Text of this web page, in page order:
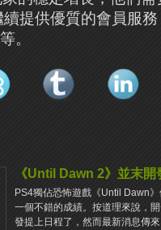
提供優質的會員服
。
《Until Dawn 2》並末開
PS4獨佔恐怖遊戲《Until Dawn
一個不錯的成績。按道理來說，
發提上日程了，然而最新消息傳